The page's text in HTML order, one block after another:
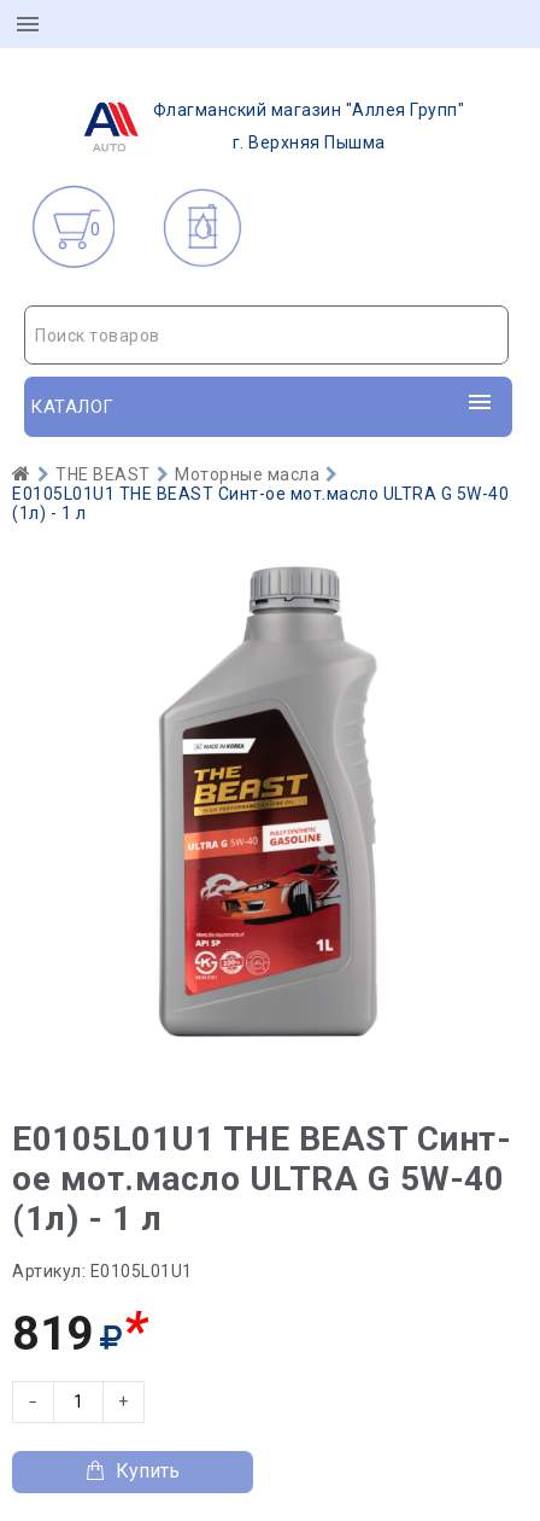
Флагманский магазин "Аллея Групп"
г. Верхняя Пышма
0
Поиск товаров
КАТАЛОГ
THE BEAST
Моторные масла
E0105L01U1 THE BEAST Синт-ое мот.масло ULTRA G 5W-40
(1л) - 1 л
E0105L01U1 THE BEAST Синт-
ое мот.масло ULTRA G 5W-40
(1л) - 1 л
Артикул: E0105L01U1
819 *
− +
Купить